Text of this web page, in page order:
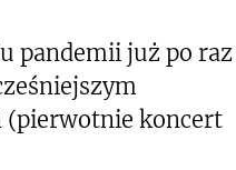
pandemii już po raz
(pierwotnie koncert